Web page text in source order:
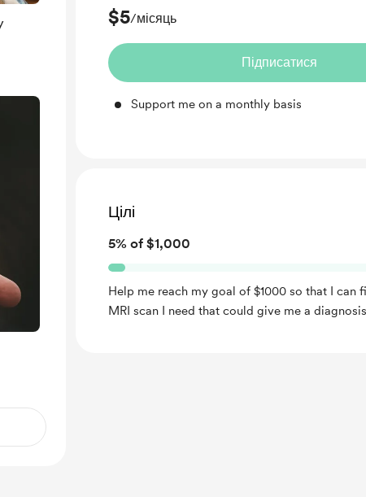
$5/місяць
Підписатися
Support me on a monthly basis
Цілі
5% of $1,000
Help me reach my goal of $1000 so that I can
MRI scan I need that could give me a